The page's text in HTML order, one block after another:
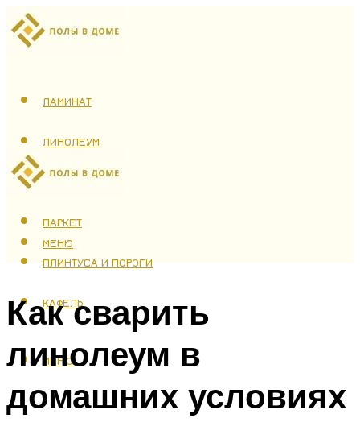
ЛАМИНАТ
ЛИНОЛЕУМ
ТЕПЛЫЙ ПОЛ
ПАРКЕТ
ПЛИНТУСА И ПОРОГИ
КАФЕЛЬ
МЕНЮ
МЕНЮ
Как сварить
линолеум в
домашних условиях